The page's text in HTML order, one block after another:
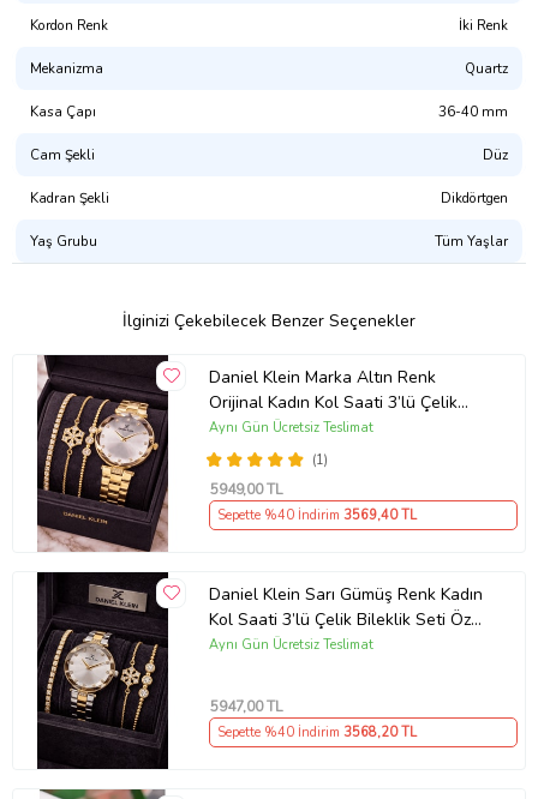
Kordon Renk İki Renk
Mekanizma Quartz
Kasa Çapı 36-40 mm
Cam Şekli Düz
Kadran Şekli Dikdörtgen
Yaş Grubu Tüm Yaşlar
İlginizi Çekebilecek Benzer Seçenekler
Daniel Klein Marka Altın Renk
Orijinal Kadın Kol Saati 3’lü Çelik
Bileklik Seti Özel Günler İçin Zarif
Hediye
(1)
Aynı Gün Ücretsiz Teslimat
5949,00 TL
Sepette %40 İndirim 3569,40 TL
Daniel Klein Sarı Gümüş Renk Kadın
Kol Saati 3’lü Çelik Bileklik Seti Özel
Günler İçin Zarif Hediye Seti
Aynı Gün Ücretsiz Teslimat
5947,00 TL
Sepette %40 İndirim 3568,20 TL